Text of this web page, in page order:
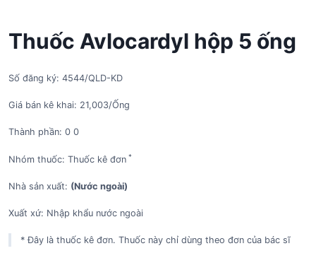
Thuốc Avlocardyl hộp 5 ống
Số đăng ký: 4544/QLD-KD
Giá bán kê khai: 21,003/Ống
Thành phần: 0 0
Nhóm thuốc: Thuốc kê đơn *
Nhà sản xuất: (Nước ngoài)
Xuất xứ: Nhập khẩu nước ngoài
* Đây là thuốc kê đơn. Thuốc này chỉ dùng theo đơn của bác sĩ